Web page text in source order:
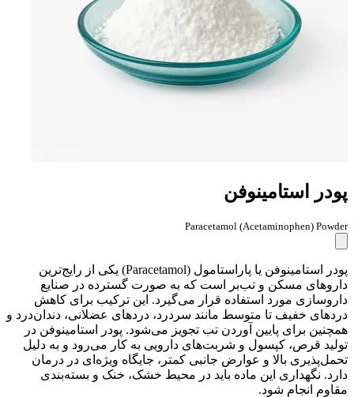
پودر استامینوفن
Paracetamol (Acetaminophen) Powder
پودر استامینوفن یا پاراستامول (Paracetamol) یکی از رایج‌ترین
داروهای مسکن و تب‌بر است که به صورت گسترده در صنایع
داروسازی مورد استفاده قرار می‌گیرد. این ترکیب برای کاهش
دردهای خفیف تا متوسط مانند سردرد، دردهای عضلانی، دندان‌درد و
همچنین برای پایین آوردن تب تجویز می‌شود. پودر استامینوفن در
تولید قرص، کپسول و شربت‌های دارویی به کار می‌رود و به دلیل
تحمل‌پذیری بالا و عوارض جانبی کمتر، جایگاه ویژه‌ای در درمان
دارد. نگهداری این ماده باید در محیط خشک، خنک و بسته‌بندی
مقاوم انجام شود.